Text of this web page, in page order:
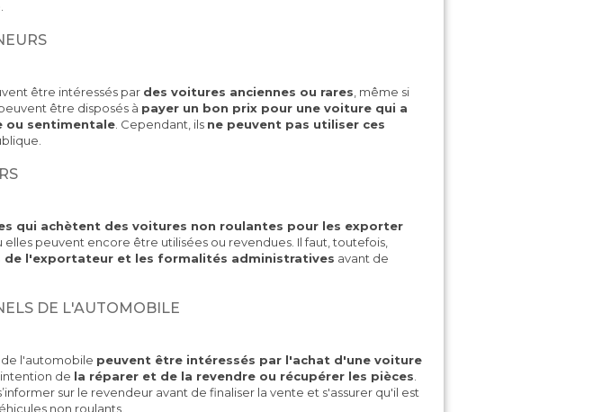
être intéressés par des voitures anciennes ou rares , même si
être disposés à payer un bon prix pour une voiture qui a
ou sentimentale. Cependant, ils ne peuvent pas utiliser ces
qui achètent des voitures non roulantes pour les exporter
elles peuvent encore être utilisées ou revendues. Il faut, toutefois,
de l'exportateur et les formalités administratives avant de
DE L'AUTOMOBILE
de l'automobile peuvent être intéressés par l'achat d'une voiture
de la réparer et de la revendre ou récupérer les pièces
sur le revendeur avant de finaliser la vente et s'assurer qu'il est
non roulants.